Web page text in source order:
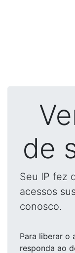
de
Seu IP fez
acessos
conosco.
Para liberar o
responda ao